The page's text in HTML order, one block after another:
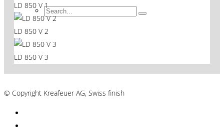
LD 850 V 1
LD 850 V 2
LD 850 V 3
© Copyright Kreafeuer AG, Swiss finish